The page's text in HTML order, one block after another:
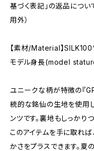
基づく表記」の返品につ
用外）
【素材/Material】
モデル身長(model
ユニークな柄が特徴の『
統的な銘仙の生地を使用
ンツです。裏地もしっかり
このアイテムを手に取れ
かさをプラスできます。夏